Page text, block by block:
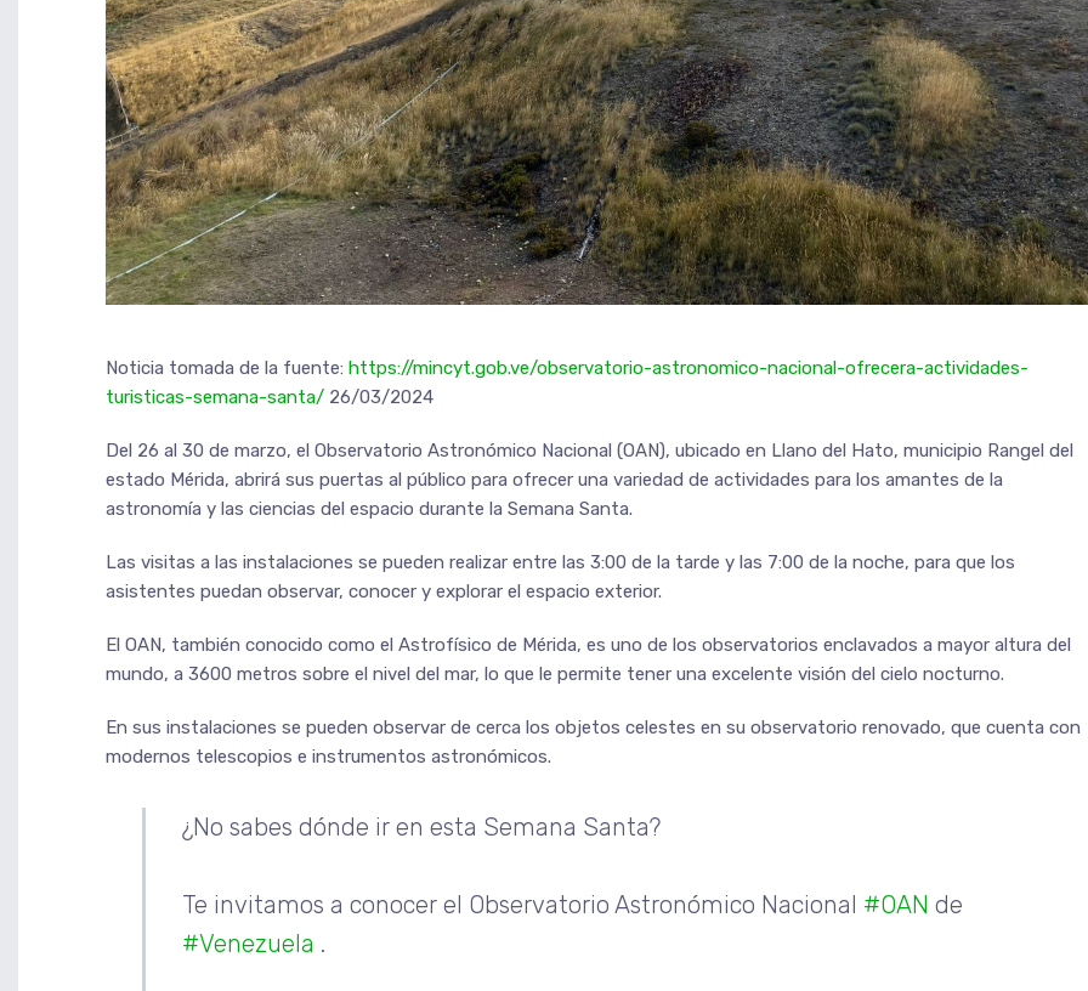
Noticia tomada de la fuente: https://mincyt.gob.ve/observatorio-astronomico-nacional-ofrecera-actividades-
turisticas-semana-santa/ 26/03/2024
Del 26 al 30 de marzo, el Observatorio Astronómico Nacional (OAN), ubicado en Llano del Hato, municipio Rangel del
estado Mérida, abrirá sus puertas al público para ofrecer una variedad de actividades para los amantes de la
astronomía y las ciencias del espacio durante la Semana Santa.
Las visitas a las instalaciones se pueden realizar entre las 3:00 de la tarde y las 7:00 de la noche, para que los
asistentes puedan observar, conocer y explorar el espacio exterior.
El OAN, también conocido como el Astrofísico de Mérida, es uno de los observatorios enclavados a mayor altura del
mundo, a 3600 metros sobre el nivel del mar, lo que le permite tener una excelente visión del cielo nocturno.
En sus instalaciones se pueden observar de cerca los objetos celestes en su observatorio renovado, que cuenta con
modernos telescopios e instrumentos astronómicos.
¿No sabes dónde ir en esta Semana Santa?
Te invitamos a conocer el Observatorio Astronómico Nacional #OAN de
#Venezuela .